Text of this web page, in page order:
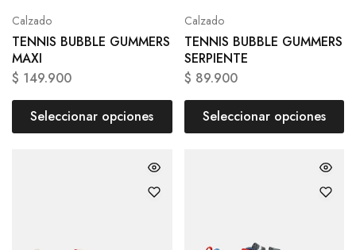
Calzado
TENNIS BUBBLE GUMMERS
MAXI
$ 149.900
Seleccionar opciones
Calzado
TENNIS BUBBLE GUMMERS
SERPIENTE
$ 89.900
Seleccionar opciones